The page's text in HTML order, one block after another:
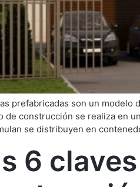
prefabricadas son un
de construcción se realiza en
se distribuyen en
6